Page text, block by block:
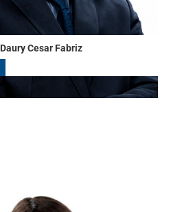
Daury Cesar Fabriz